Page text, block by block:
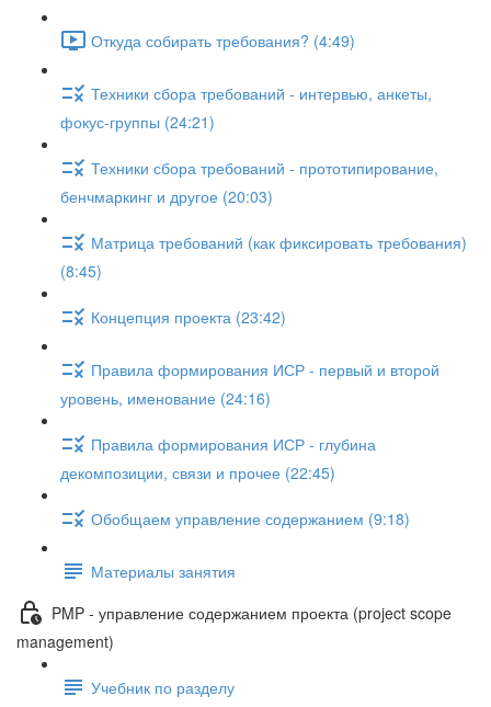
Откуда собирать требования? (4:49)
Техники сбора требований - интервью, анкеты,
фокус-группы (24:21)
Техники сбора требований - прототипирование,
бенчмаркинг и другое (20:03)
Матрица требований (как фиксировать требования)
(8:45)
Концепция проекта (23:42)
Правила формирования ИСР - первый и второй
уровень, именование (24:16)
Правила формирования ИСР - глубина
декомпозиции, связи и прочее (22:45)
Обобщаем управление содержанием (9:18)
Материалы занятия
PMP - управление содержанием проекта (project scope
management)
Учебник по разделу